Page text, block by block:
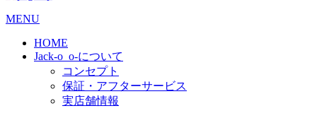
MENU
HOME
Jack-o_o-について
コンセプト
保証・アフターサービス
実店舗情報